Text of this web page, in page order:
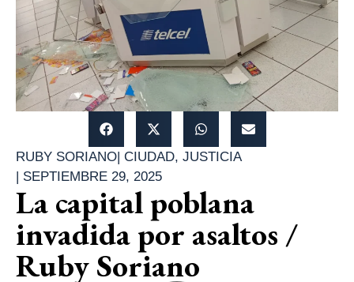
RUBY SORIANO| CIUDAD, JUSTICIA
| SEPTIEMBRE 29, 2025
La capital poblana
invadida por asaltos /
Ruby Soriano